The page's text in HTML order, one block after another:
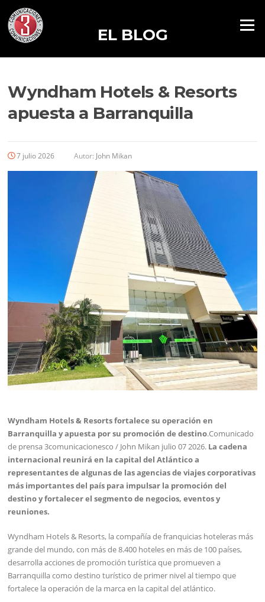
Menú
EL BLOG
Wyndham Hotels & Resorts
apuesta a Barranquilla
7 julio 2026 Autor: John Mikan
Wyndham Hotels & Resorts fortalece su operación en
Barranquilla y apuesta por su promoción de destino.Comunicado
de prensa 3comunicacionesco / John Mikan julio 07 2026. La cadena
internacional reunirá en la capital del Atlántico a
representantes de algunas de las agencias de viajes corporativas
más importantes del país para impulsar la promoción del
destino y fortalecer el segmento de negocios, eventos y
reuniones.
Wyndham Hotels & Resorts, la compañía de franquicias hoteleras más
grande del mundo, con más de 8.400 hoteles en más de 100 países,
desarrolla acciones de promoción turística que promueven a
Barranquilla como destino turístico de primer nivel al tiempo que
fortalece la operación de la marca en la capital del atlántico.